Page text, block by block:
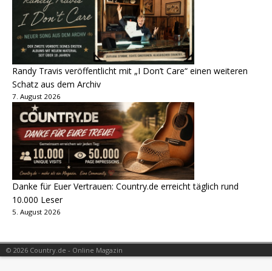
Randy Travis veröffentlicht mit „I Don’t Care“ einen weiteren
Schatz aus dem Archiv
7. August 2026
Danke für Euer Vertrauen: Country.de erreicht täglich rund
10.000 Leser
5. August 2026
© 2026 Country.de - Online Magazin